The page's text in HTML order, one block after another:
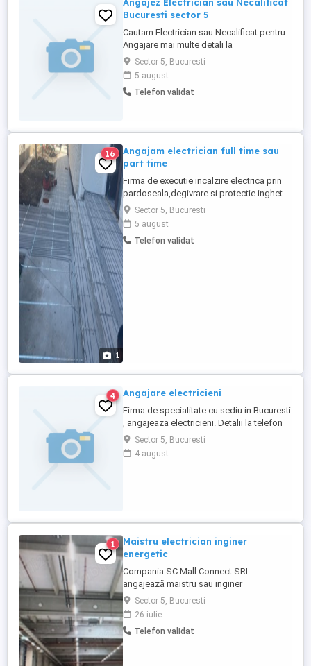
Bucuresti sector 5
Cautam Electrician sau Necalificat pentru
Angajare mai multe detali la
Sector 5, Bucuresti
5 august
Telefon validat
1
16
Angajam electrician full time sau
part time
Firma de executie incalzire electrica prin
pardoseala,degivrare si protectie inghet
conducte , angajeaza electrician în regim
part time sau full time Putem discuta orice
tip de colaborare Cerinte : Cunostinte in
domeniul electric Domiciliul preferabil
Sector 5, Bucuresti
5 august
Telefon validat
4 Angajare electricieni
Firma de specialitate cu sediu in Bucuresti
, angajeaza electricieni. Detalii la telefon
0731 49 22 50
Sector 5, Bucuresti
4 august
1
Maistru electrician inginer
energetic
Compania SC Mall Connect SRL
angajează maistru sau inginer
energetician pentru lucrări în construcții,
cu activitate desfășurată doar în București
și Ilfov. Se oferă contract de muncă pe
perioadă nedeterminată și un mediu de
Sector 5, Bucuresti
26 iulie
Telefon validat